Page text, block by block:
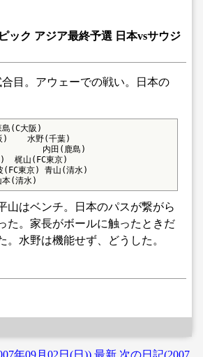
ック アジア最終予選 日本vsサウジ
目。アウェーでの戦い。日本の
(C大阪)
水野(千葉)
内田(鹿島)
梶山(FC東京)
東京) 青山(清水)
(清水)
山はベンチ。日本のパスが繋がら
た。家長がボールに触ったときだ
。水野は機能せず、どうした。
年09月02日(日)) 最新 次の日記(2007